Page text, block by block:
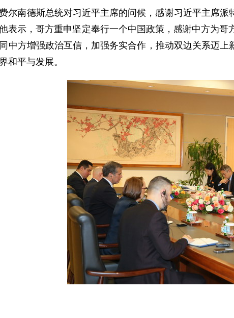
尔南德斯总统对习近平主席的问候，感谢习近平主席
表示，哥方重申坚定奉行一个中国政策，感谢中方为
中方增强政治互信，加强务实合作，推动双边关系迈
和平与发展。